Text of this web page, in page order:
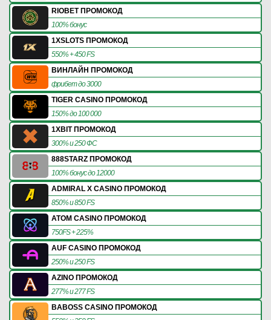
RIOBET ПРОМОКОД
100% бонус
1XSLOTS ПРОМОКОД
550% + 450 FS
ВИНЛАЙН ПРОМОКОД
фрибет до 3000
TIGER CASINO ПРОМОКОД
150% до 100 000
1XBIT ПРОМОКОД
300% и 250 ФС
888STARZ ПРОМОКОД
100% бонус до 12000
ADMIRAL X CASINO ПРОМОКОД
850% и 850 FS
ATOM CASINO ПРОМОКОД
750FS + 225%
AUF CASINO ПРОМОКОД
250% и 250 FS
AZINO ПРОМОКОД
277% и 277 FS
BABOSS CASINO ПРОМОКОД